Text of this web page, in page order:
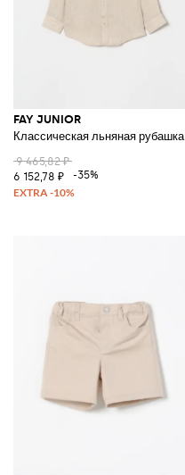
FAY JUNIOR
Классическая льняная рубашка
9 465,82 ₽
6 152,78 ₽
-35%